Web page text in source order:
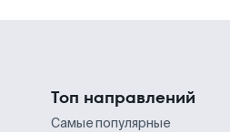
Топ направлений
Самые популярные